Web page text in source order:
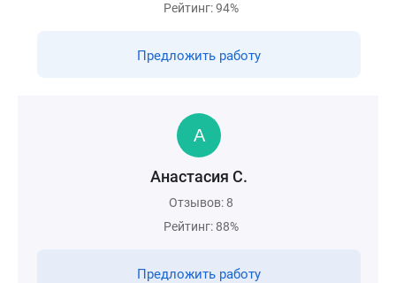
Рейтинг: 94%
Предложить работу
Анастасия С.
Отзывов: 8
Рейтинг: 88%
Предложить работу